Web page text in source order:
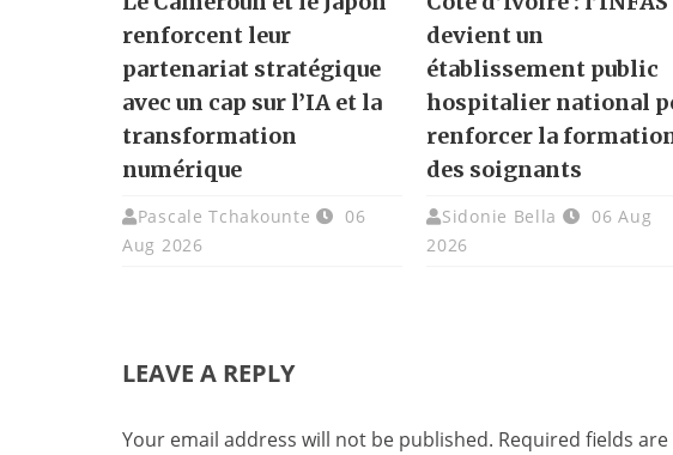
renforcent leur
partenariat stratégique
avec un cap sur l’IA et la
transformation
numérique
Pascale Tchakounte
06
Aug 2026
devient un
établissement public
hospitalier national
renforcer la
des soignants
Sidonie Bella
06 Aug
2026
LEAVE A REPLY
Your email address will not be published. Required fields